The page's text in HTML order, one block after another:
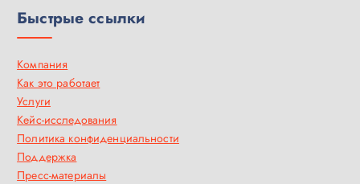
Быстрые ссылки
Компания
Как это работает
Услуги
Кейс-исследования
Политика конфиденциальности
Поддержка
Пресс-материалы